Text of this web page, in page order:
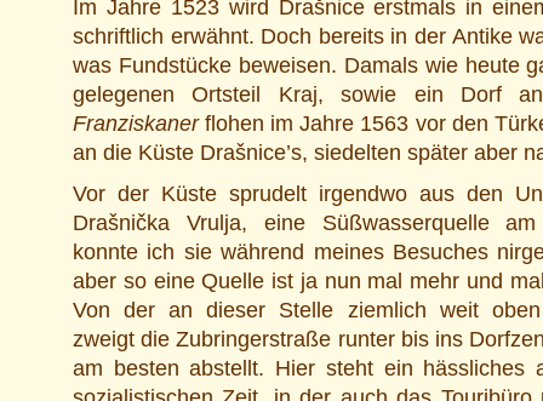
Im Jahre 1523 wird Drašnice erstmals in
schriftlich erwähnt. Doch bereits in der Antike
was Fundstücke beweisen. Damals wie heute
gelegenen Ortsteil Kraj, sowie ein Dorf
Franziskanerflohen im Jahre 1563 vor den
an die Küste Drašnice’s, siedelten später aber
Vor der Küste sprudelt irgendwo aus den
Drašnička Vrulja, eine Süßwasserquelle
konnte ich sie während meines Besuches
aber so eine Quelle ist ja nun mal mehr und
Von der an dieser Stelle ziemlich weit oben
zweigt die Zubringerstraße runter bis ins
am besten abstellt. Hier steht ein hässliches